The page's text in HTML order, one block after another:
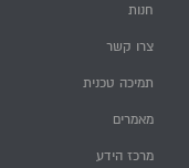
חנות
צרו קשר
תמיכה טכנית
מאמרים
מרכז הידע